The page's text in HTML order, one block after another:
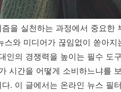
을 실천하는 과정에서 중요한
스와 미디어가 끊임없이 쏟아
인의 경쟁력을 높이는 필수 도
시간을 어떻게 소비하느냐를
. 이 글에서는 온라인 뉴스 필